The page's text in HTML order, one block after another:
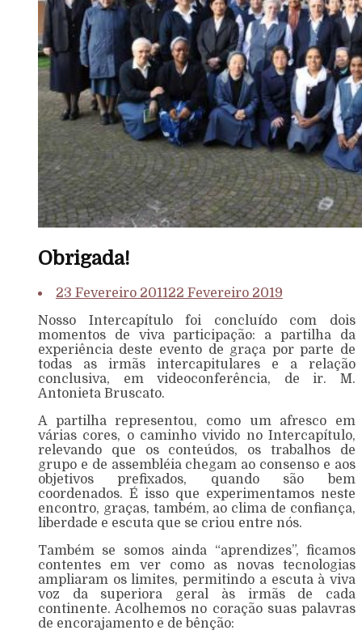
Obrigada!
23 Fevereiro 201122 Fevereiro 2019
Nosso Intercapítulo foi concluído com dois
momentos de viva participação: a partilha da
experiência deste evento de graça por parte de
todas as irmãs intercapitulares e a relação
conclusiva, em videoconferência, de ir. M.
Antonieta Bruscato.
A partilha representou, como um afresco em
várias cores, o caminho vivido no Intercapítulo,
relevando que os conteúdos, os trabalhos de
grupo e de assembléia chegam ao consenso e aos
objetivos prefixados, quando são bem
coordenados. É isso que experimentamos neste
encontro, graças, também, ao clima de confiança,
liberdade e escuta que se criou entre nós.
Também se somos ainda “aprendizes”, ficamos
contentes em ver como as novas tecnologias
ampliaram os limites, permitindo a escuta à viva
voz da superiora geral às irmãs de cada
continente. Acolhemos no coração suas palavras
de encorajamento e de bênção: